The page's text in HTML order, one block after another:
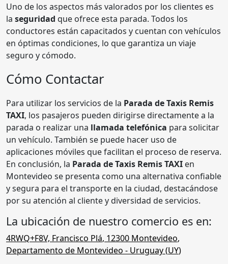
Uno de los aspectos más valorados por los clientes es
la seguridad que ofrece esta parada. Todos los
conductores están capacitados y cuentan con vehículos
en óptimas condiciones, lo que garantiza un viaje
seguro y cómodo.
Cómo Contactar
Para utilizar los servicios de la Parada de Taxis Remis
TAXI, los pasajeros pueden dirigirse directamente a la
parada o realizar una llamada telefónica para solicitar
un vehículo. También se puede hacer uso de
aplicaciones móviles que facilitan el proceso de reserva.
En conclusión, la Parada de Taxis Remis TAXI en
Montevideo se presenta como una alternativa confiable
y segura para el transporte en la ciudad, destacándose
por su atención al cliente y diversidad de servicios.
La ubicación de nuestro comercio es en:
4RWQ+F8V, Francisco Plá, 12300 Montevideo,
Departamento de Montevideo - Uruguay (UY)